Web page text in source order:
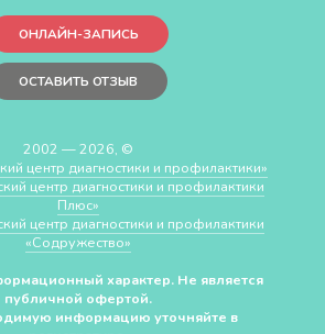
ОНЛАЙН-ЗАПИСЬ
ОСТАВИТЬ ОТЗЫВ
2002 — 2026, ©
центр диагностики и профилактики»
центр диагностики и профилактики
Плюс»
центр диагностики и профилактики
«Cодружество»
характер. Не является
публичной офертой.
информацию уточняйте в